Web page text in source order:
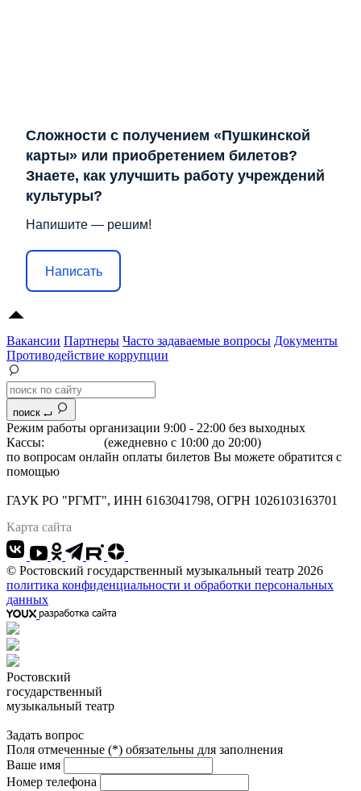
Сложности с получением «Пушкинской
карты» или приобретением билетов?
Знаете, как улучшить работу учреждений
культуры?
Напишите — решим!
Написать
Вакансии Партнеры Часто задаваемые вопросы Документы
Противодействие коррупции
поиск
Режим работы организации 9:00 - 22:00 без выходных
Кассы:
(ежедневно с 10:00 до 20:00)
по вопросам онлайн оплаты билетов Вы можете обратится с
помощью
ГАУК РО "РГМТ", ИНН 6163041798, ОГРН 1026103163701
Карта сайта
© Ростовский государственный музыкальный театр 2026
политика конфиденциальности и обработки персональных
данных
Ростовский
государственный
музыкальный театр
Задать вопрос
Поля отмеченные (*) обязательны для заполнения
Ваше имя
Номер телефона